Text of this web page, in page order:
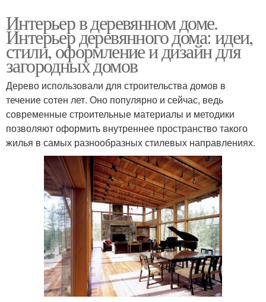
Интерьер в деревянном доме.
Интерьер деревянного дома: идеи,
стили, оформление и дизайн для
загородных домов
Дерево использовали для строительства домов в
течение сотен лет. Оно популярно и сейчас, ведь
современные строительные материалы и методики
позволяют оформить внутреннее пространство такого
жилья в самых разнообразных стилевых направлениях.